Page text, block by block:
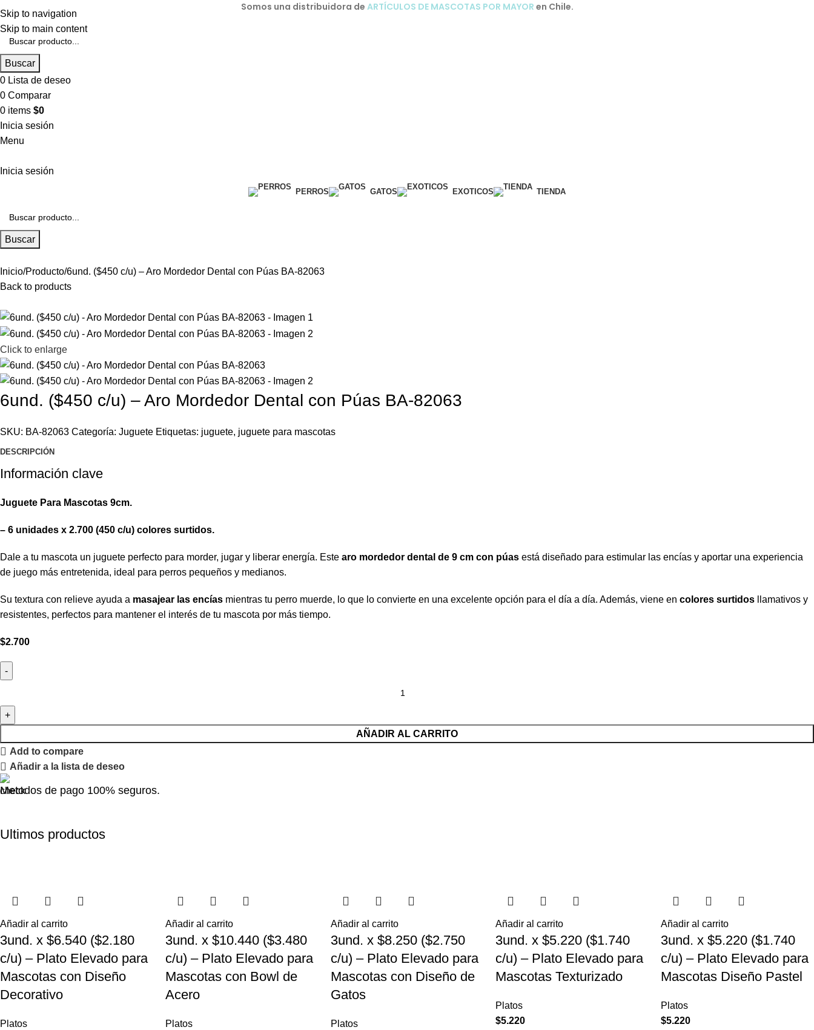
Skip to navigation
Skip to main content
Somos una distribuidora de ARTÍCULOS DE MASCOTAS POR MAYOR en Chile.
Buscar
0 Lista de deseo
0 Comparar
0 items $0
Inicia sesión
Menu
Inicia sesión
PERROS GATOS EXOTICOS TIENDA
Buscar
Inicio Producto 6und. ($450 c/u) – Aro Mordedor Dental con Púas BA-82063
Back to products
Click to enlarge
6und. ($450 c/u) – Aro Mordedor Dental con Púas BA-82063
SKU: BA-82063 Categoría: Juguete Etiquetas: juguete, juguete para mascotas
DESCRIPCIÓN
Información clave
Juguete Para Mascotas 9cm.
– 6 unidades x 2.700 (450 c/u) colores surtidos.
Dale a tu mascota un juguete perfecto para morder, jugar y liberar energía. Este aro mordedor dental de 9 cm con púas está diseñado para estimular las encías y aportar una experiencia
de juego más entretenida, ideal para perros pequeños y medianos.
Su textura con relieve ayuda a masajear las encías mientras tu perro muerde, lo que lo convierte en una excelente opción para el día a día. Además, viene en colores surtidos llamativos y
resistentes, perfectos para mantener el interés de tu mascota por más tiempo.
$2.700
AÑADIR AL CARRITO
Add to compare
Añadir a la lista de deseo
Metodos de pago 100% seguros.
Ultimos productos
Añadir al carrito
3und. x $6.540 ($2.180
c/u) – Plato Elevado para
Mascotas con Diseño
Decorativo
Platos
Añadir al carrito
3und. x $10.440 ($3.480
c/u) – Plato Elevado para
Mascotas con Bowl de
Acero
Platos
Añadir al carrito
3und. x $8.250 ($2.750
c/u) – Plato Elevado para
Mascotas con Diseño de
Gatos
Platos
Añadir al carrito
3und. x $5.220 ($1.740
c/u) – Plato Elevado para
Mascotas Texturizado
Platos
$5.220
Añadir al carrito
3und. x $5.220 ($1.740
c/u) – Plato Elevado para
Mascotas Diseño Pastel
Platos
$5.220